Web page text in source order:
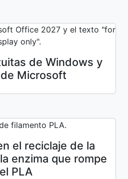
de Windows y
Microsoft
el reciclaje de la
enzima que rompe
el PLA